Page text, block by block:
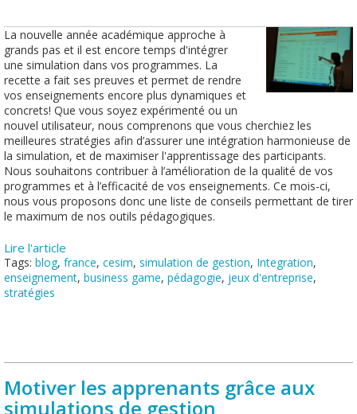
La nouvelle année académique approche à
grands pas et il est encore temps d'intégrer
une simulation dans vos programmes. La
recette a fait ses preuves et permet de rendre
vos enseignements encore plus dynamiques et
concrets! Que vous soyez expérimenté ou un
nouvel utilisateur, nous comprenons que vous cherchiez les
meilleures stratégies afin d’assurer une intégration harmonieuse de
la simulation, et de maximiser l'apprentissage des participants.
Nous souhaitons contribuer à l’amélioration de la qualité de vos
programmes et à l’efficacité de vos enseignements. Ce mois-ci,
nous vous proposons donc une liste de conseils permettant de tirer
le maximum de nos outils pédagogiques.
Lire l'article
Tags: blog, france, cesim, simulation de gestion, Integration,
enseignement, business game, pédagogie, jeux d'entreprise,
stratégies
Motiver les apprenants grâce aux
simulations de gestion